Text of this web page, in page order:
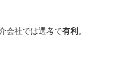
会社では選考で有利 。